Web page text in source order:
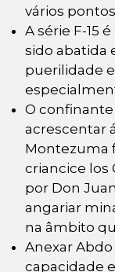
vários
A série F-15
sido abatida
puerilidade
O
acrescentar
Montezuma
criancice los
por Don
angariar
na âmbito
Anexar
capacidade